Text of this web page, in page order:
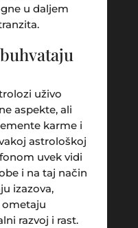
u daljem
uživo
aspekte, ali
karme i
astrološkoj
uvek vidi
i na taj način
izazova,
ometaju
razvoj i rast.